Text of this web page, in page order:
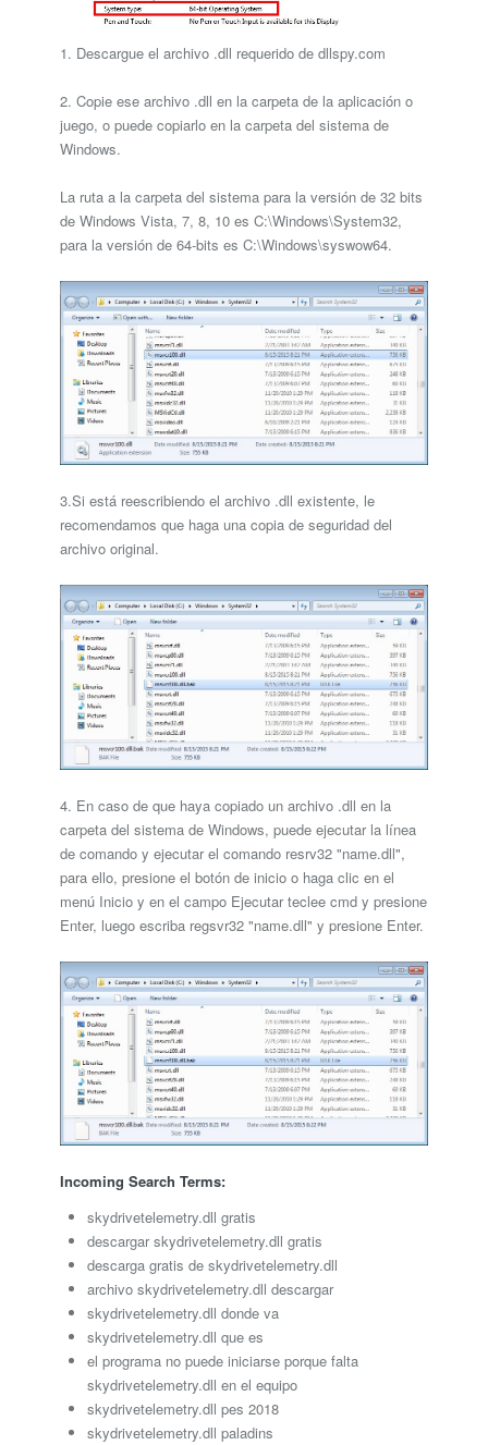
1. Descargue el archivo .dll requerido de dllspy.com
2. Copie ese archivo .dll en la carpeta de la aplicación o
juego, o puede copiarlo en la carpeta del sistema de
Windows.
La ruta a la carpeta del sistema para la versión de 32 bits
de Windows Vista, 7, 8, 10 es C:\Windows\System32,
para la versión de 64-bits es C:\Windows\syswow64.
3.Si está reescribiendo el archivo .dll existente, le
recomendamos que haga una copia de seguridad del
archivo original.
4. En caso de que haya copiado un archivo .dll en la
carpeta del sistema de Windows, puede ejecutar la línea
de comando y ejecutar el comando resrv32 "name.dll",
para ello, presione el botón de inicio o haga clic en el
menú Inicio y en el campo Ejecutar teclee cmd y presione
Enter, luego escriba regsvr32 "name.dll" y presione Enter.
Incoming Search Terms:
skydrivetelemetry.dll gratis
descargar skydrivetelemetry.dll gratis
descarga gratis de skydrivetelemetry.dll
archivo skydrivetelemetry.dll descargar
skydrivetelemetry.dll donde va
skydrivetelemetry.dll que es
el programa no puede iniciarse porque falta
skydrivetelemetry.dll en el equipo
skydrivetelemetry.dll pes 2018
skydrivetelemetry.dll paladins